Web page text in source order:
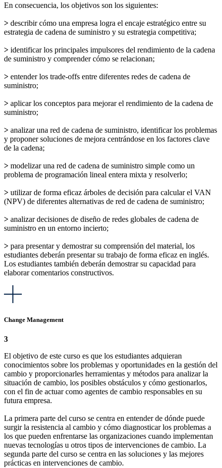
En consecuencia, los objetivos son los siguientes:
> describir cómo una empresa logra el encaje estratégico entre su
estrategia de cadena de suministro y su estrategia competitiva;
> identificar los principales impulsores del rendimiento de la cadena
de suministro y comprender cómo se relacionan;
> entender los trade-offs entre diferentes redes de cadena de
suministro;
> aplicar los conceptos para mejorar el rendimiento de la cadena de
suministro;
> analizar una red de cadena de suministro, identificar los problemas
y proponer soluciones de mejora centrándose en los factores clave
de la cadena;
> modelizar una red de cadena de suministro simple como un
problema de programación lineal entera mixta y resolverlo;
> utilizar de forma eficaz árboles de decisión para calcular el VAN
(NPV) de diferentes alternativas de red de cadena de suministro;
> analizar decisiones de diseño de redes globales de cadena de
suministro en un entorno incierto;
> para presentar y demostrar su comprensión del material, los
estudiantes deberán presentar su trabajo de forma eficaz en inglés.
Los estudiantes también deberán demostrar su capacidad para
elaborar comentarios constructivos.
Change Management
3
El objetivo de este curso es que los estudiantes adquieran
conocimientos sobre los problemas y oportunidades en la gestión del
cambio y proporcionarles herramientas y métodos para analizar la
situación de cambio, los posibles obstáculos y cómo gestionarlos,
con el fin de actuar como agentes de cambio responsables en su
futura empresa.
La primera parte del curso se centra en entender de dónde puede
surgir la resistencia al cambio y cómo diagnosticar los problemas a
los que pueden enfrentarse las organizaciones cuando implementan
nuevas tecnologías u otros tipos de intervenciones de cambio. La
segunda parte del curso se centra en las soluciones y las mejores
prácticas en intervenciones de cambio.